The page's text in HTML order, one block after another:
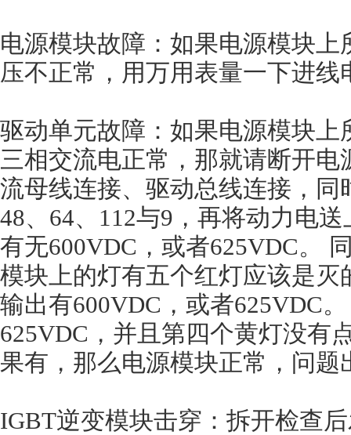
电源模块故障：如果电源模块
压不正常，用万用表量一下进
驱动单元故障：如果电源模块
三相交流电正常，那就请断开
流母线连接、驱动总线连接，
48、64、112与9，再将动力电
有无600VDC，或者625VDC。
模块上的灯有五个红灯应该是
输出有600VDC，或者625VDC
625VDC，并且第四个黄灯没有
果有，那么电源模块正常，问题
IGBT逆变模块击穿：拆开检查